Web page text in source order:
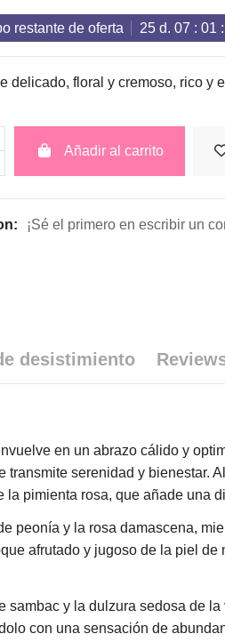
restante de oferta 25d. 07 : 01 :
delicado, floral y cremoso, rico y
Añadir al carrito
¡Sé el primero en escribir un
desistimiento
en un abrazo cálido y
serenidad y bienestar.
pimienta rosa, que añade una
y la rosa damascena,
afrutado y jugoso de la piel de
y la dulzura sedosa de
con una sensación de